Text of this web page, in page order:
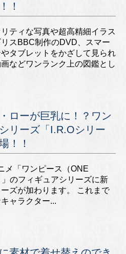
！
ティな写真や超高精細イラス
リスBBC制作のDVD、スマー
やタブレットをかざして見られ
などワンランク上の図鑑とし
ローが巨乳に！？ワン
リーズ「I.R.Oシリー
！！
メ「ワンピース（ONE
のフィギュアシリーズに新
ズが加わります。 これまで
ャラクター...